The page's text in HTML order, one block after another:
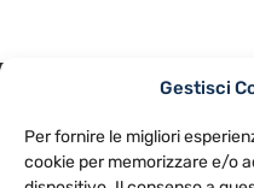
Gestisci
Per fornire le migliori
cookie per memorizzare e/o
NOTE LEGALI